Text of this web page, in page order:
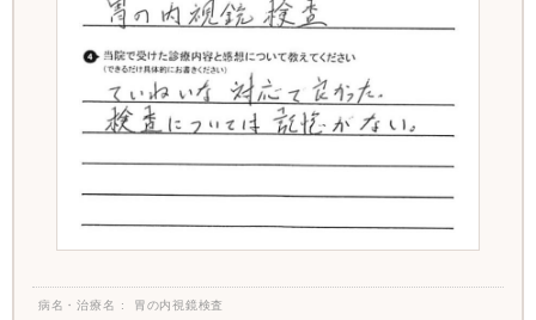
病名・治療名 胃の内視鏡検査